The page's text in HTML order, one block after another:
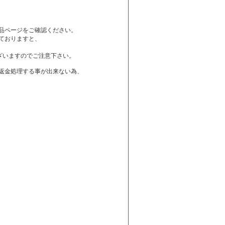
ージをご確認ください。
りますと、
ますのでご注意下さい。
処理する事が出来ない為、